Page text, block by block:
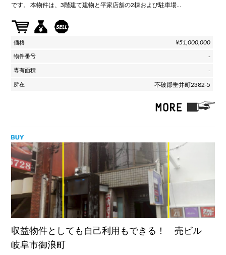
です。 本物件は、3階建て建物と平家店舗の2棟および駐車場…
¥51,000,000
-
-
不破郡垂井町2382-5
収益物件としても自己利用もできる！ 売ビル
岐阜市御浪町